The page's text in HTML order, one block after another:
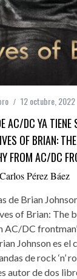
12 octubre, 2022
AC/DC YA TIENE
OF BRIAN:
FROM AC/DC
Carlos Pérez Báez
de Brian
of Brian: The
DC
Johnson es el
de rock ‘n’
autor de dos